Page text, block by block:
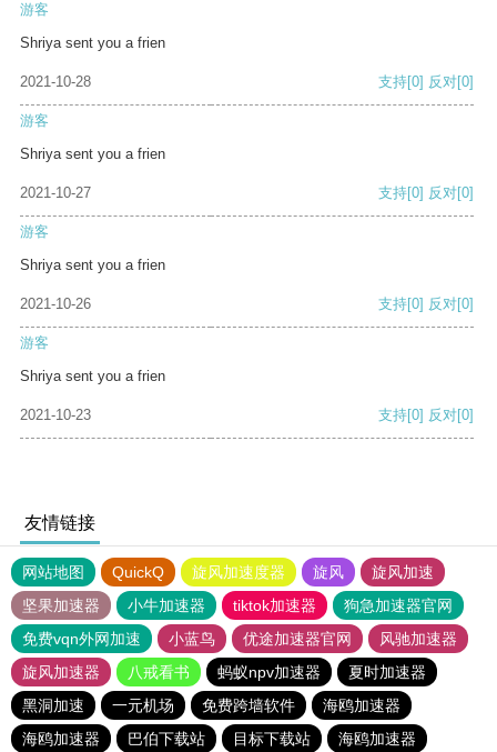
游客
Shriya sent you a frien
2021-10-28 支持[0] 反对[0]
游客
Shriya sent you a frien
2021-10-27 支持[0] 反对[0]
游客
Shriya sent you a frien
2021-10-26 支持[0] 反对[0]
游客
Shriya sent you a frien
2021-10-23 支持[0] 反对[0]
友情链接
网站地图 QuickQ 旋风加速度器 旋风
旋风加速
坚果加速器
小牛加速器 tiktok加速器
狗急加速器官网
免费vqn外网加速
小蓝鸟 优途加速器官网
风驰加速器
旋风加速器
八戒看书 蚂蚁npv加速器
夏时加速器
黑洞加速
一元机场 免费跨墙软件
海鸥加速器
海鸥加速器
巴伯下载站 目标下载站 海鸥加速器